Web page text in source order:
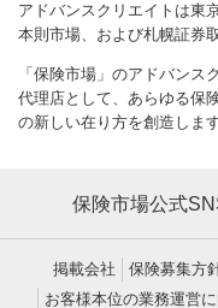
アドバンスクリエイトは東
本則市場、および札幌証券
「保険市場」のアドバン
代理店として、あらゆる保
の新しい在り方を創造します
保険市場公式
掲載会社 保険募集方
お客様本位の業務運営